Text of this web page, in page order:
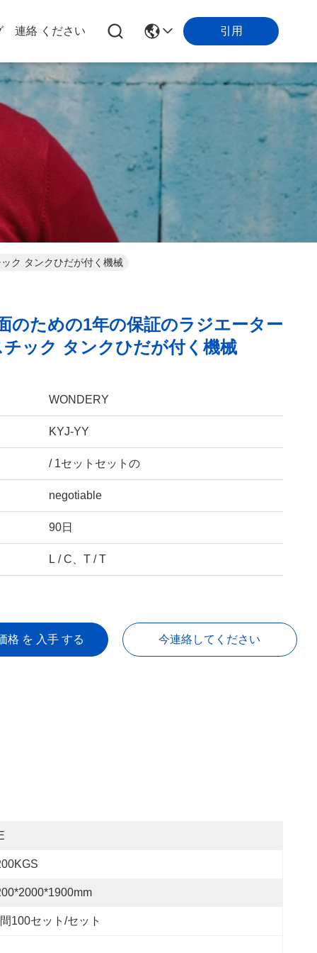
連絡 ください 引用
ク タンクひだが付く機械
のための1年の保証のラジエーター
ック タンクひだが付く機械
WONDERY
KYJ-YY
/ 1セットセットの
negotiable
90日
L / C、T / T
格 を 入手 する 今連絡してください
100セット/セット